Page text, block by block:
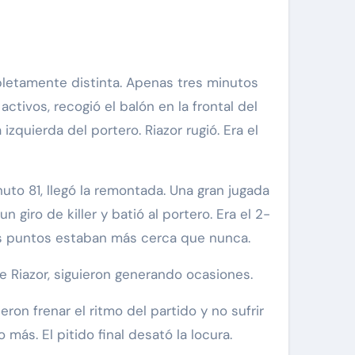
distinta. Apenas tres minutos
recogió el balón en la frontal del
del portero. Riazor rugió. Era el
81, llegó la remontada. Una gran jugada
giro de killer y batió al portero. Era el 2-
puntos estaban más cerca que nunca.
siguieron generando ocasiones.
frenar el ritmo del partido y no sufrir
más. El pitido final desató la locura.